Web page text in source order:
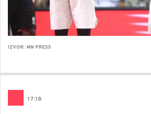
IZVOR: MN PRESS
17:18